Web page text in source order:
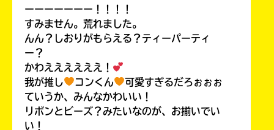
ーーーーーーー！！！！
すみません。荒れました。
んん？しおりがもらえる？ティーパーティ
ー？
かわええええええ！
我が推し
コンくん
可愛すぎるだろぉぉぉ
ていうか、みんなかわいい！
リボンとビーズ？みたいなのが、お揃いでい
い！